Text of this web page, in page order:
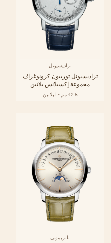
تراديسيونل
تراديسيونل توربيون كرونوغراف
مجموعة إكسيلانس بلاتين
42.5 مم - البلاتين
باتريموني